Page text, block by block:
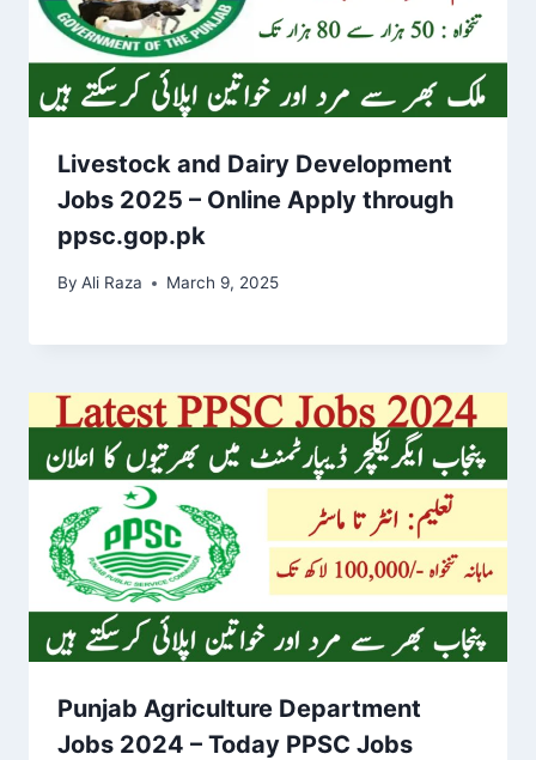
Livestock and Dairy Development
Jobs 2025 – Online Apply through
ppsc.gop.pk
By Ali Raza March 9, 2025
Punjab Agriculture Department
Jobs 2024 – Today PPSC Jobs